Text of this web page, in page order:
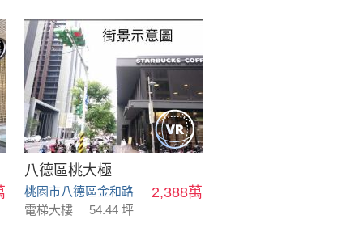
八德區桃大極
桃園市八德區金和路 2,388萬
電梯大樓 54.44 坪